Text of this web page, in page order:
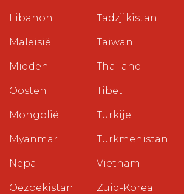
Libanon
Maleisië
Midden-
Oosten
Mongolië
Myanmar
Nepal
Oezbekistan
Tadzjikistan
Taiwan
Thailand
Tibet
Turkije
Turkmenistan
Vietnam
Zuid-Korea